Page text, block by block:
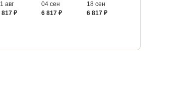
авг
817 ₽
04 сен
6 817 ₽
18 сен
6 817 ₽